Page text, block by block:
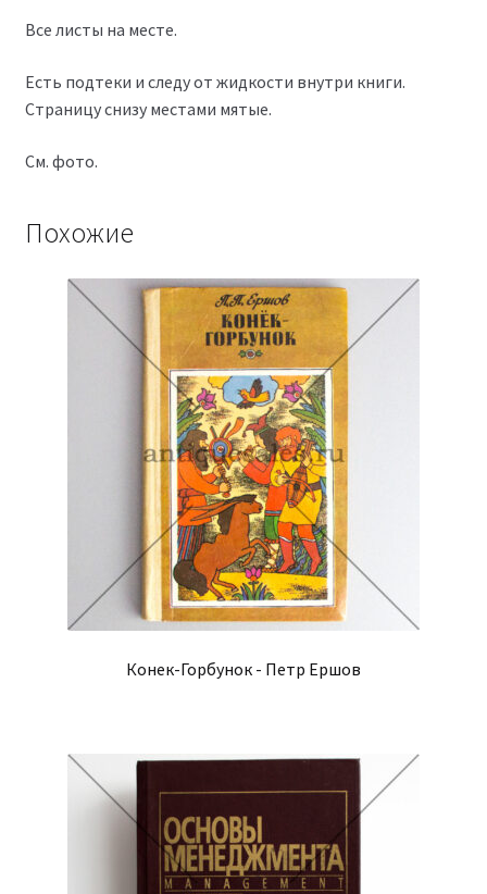
Все листы на месте.
Есть подтеки и следу от жидкости внутри книги.
Страницу снизу местами мятые.
См. фото.
Похожие
Конек-Горбунок - Петр Ершов